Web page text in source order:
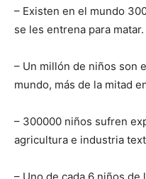
– Existen en el mundo
se les entrena para matar.
– Un millón de niños son
mundo, más de la mitad
– 300000 niños sufren
agricultura e industria